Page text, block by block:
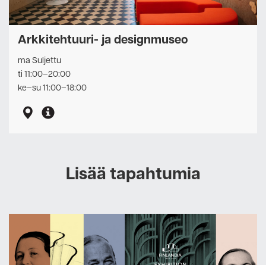
Arkkitehtuuri- ja designmuseo
ma Suljettu
ti 11:00–20:00
ke–su 11:00–18:00
Lisää tapahtumia